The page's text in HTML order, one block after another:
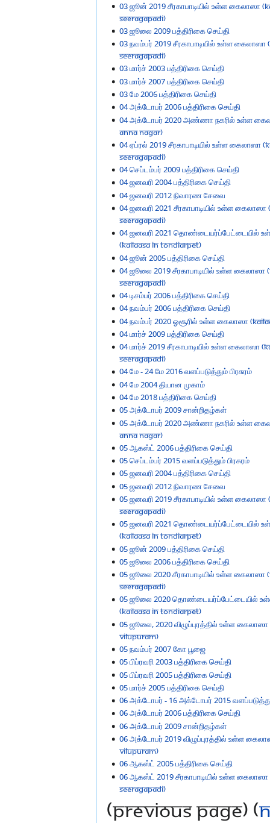
03 ஜூன் 2019 சீரகாபாடியில் உள்ள கைலாஸா
Seeragapadi)
03 ஜூலை 2009 பத்திரிகை செய்தி
03 நவம்பர் 2019 சீரகாபாடியில் உள்ள கைலாஸா
Seeragapadi)
03 மார்ச் 2003 பத்திரிகை செய்தி
03 மார்ச் 2007 பத்திரிகை செய்தி
03 மே 2006 பத்திரிகை செய்தி
04 அக்டோபர் 2006 பத்திரிகை செய்தி
04 அக்டோபர் 2020 அண்ணா நகரில் உள்ள
Anna Nagar)
04 ஏப்ரல் 2019 சீரகாபாடியில் உள்ள கைலாஸா
Seeragapadi)
04 செப்டம்பர் 2009 பத்திரிகை செய்தி
04 ஜனவரி 2004 பத்திரிகை செய்தி
04 ஜனவரி 2012 நிவாரண சேவை
04 ஜனவரி 2021 சீரகாபாடியில் உள்ள கைலாஸா
Seeragapadi)
04 ஜனவரி 2021 தொண்டையர்ப்பேட்டையில்
(KAILAASA in Tondiarpet)
04 ஜூன் 2005 பத்திரிகை செய்தி
04 ஜூலை 2019 சீரகாபாடியில் உள்ள கைலாஸா
Seeragapadi)
04 டிசம்பர் 2006 பத்திரிகை செய்தி
04 நவம்பர் 2006 பத்திரிகை செய்தி
04 நவம்பர் 2020 ஓசூரில் உள்ள கைலாஸா
04 மார்ச் 2009 பத்திரிகை செய்தி
04 மார்ச் 2019 சீரகாபாடியில் உள்ள கைலாஸா
Seeragapadi)
04 மே - 24 மே 2016 வளப்படுத்தும் பிரசுரம்
04 மே 2004 தியான முகாம்
04 மே 2018 பத்திரிகை செய்தி
05 அக்டோபர் 2009 சான்றிதழ்கள்
05 அக்டோபர் 2020 அண்ணா நகரில் உள்ள
Anna Nagar)
05 ஆகஸ்ட் 2006 பத்திரிகை செய்தி
05 செப்டம்பர் 2015 வளப்படுத்தும் பிரசுரம்
05 ஜனவரி 2004 பத்திரிகை செய்தி
05 ஜனவரி 2012 நிவாரண சேவை
05 ஜனவரி 2019 சீரகாபாடியில் உள்ள கைலாஸா
Seeragapadi)
05 ஜனவரி 2021 தொண்டையர்ப்பேட்டையில்
(KAILAASA in Tondiarpet)
05 ஜூன் 2009 பத்திரிகை செய்தி
05 ஜூலை 2006 பத்திரிகை செய்தி
05 ஜூலை 2020 சீரகாபாடியில் உள்ள கைலாஸா
Seeragapadi)
05 ஜூலை 2020 தொண்டையர்ப்பேட்டையில்
(KAILAASA in Tondiarpet)
05 ஜூலை, 2020 விழுப்புரத்தில் உள்ள கைலாஸா
Vilupuram)
05 நவம்பர் 2007 கோ பூஜை
05 பிப்ரவரி 2003 பத்திரிகை செய்தி
05 பிப்ரவரி 2005 பத்திரிகை செய்தி
05 மார்ச் 2005 பத்திரிகை செய்தி
06 அக்டோபர் - 16 அக்டோபர் 2015 வளப்படுத்தும்
06 அக்டோபர் 2006 பத்திரிகை செய்தி
06 அக்டோபர் 2009 சான்றிதழ்கள்
06 அக்டோபர் 2019 விழுப்புரத்தில் உள்ள
Vilupuram)
06 ஆகஸ்ட் 2005 பத்திரிகை செய்தி
06 ஆகஸ்ட் 2019 சீரகாபாடியில் உள்ள கைலாஸா
Seeragapadi)
(previous page) (